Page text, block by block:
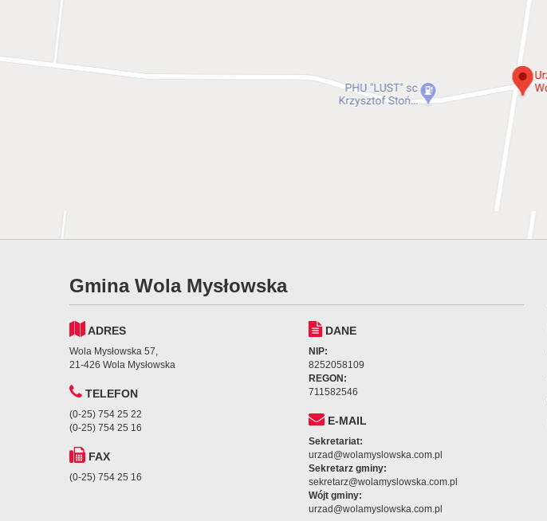
Gmina Wola Mysłowska
ADRES
Wola Mysłowska 57,
21-426 Wola Mysłowska
TELEFON
(0-25) 754 25 22
(0-25) 754 25 16
FAX
(0-25) 754 25 16
DANE
NIP:
8252058109
REGON:
711582546
E-MAIL
Sekretariat:
urzad@wolamyslowska.com.pl
Sekretarz gminy:
sekretarz@wolamyslowska.com.pl
Wójt gminy:
urzad@wolamyslowska.com.pl